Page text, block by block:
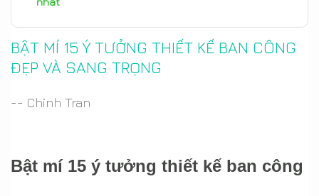
BẬT MÍ 15 Ý TƯỞNG THIẾT KẾ BAN CÔNG
ĐẸP VÀ SANG TRỌNG
-- Chinh Tran
Bật mí 15 ý tưởng thiết kế ban công